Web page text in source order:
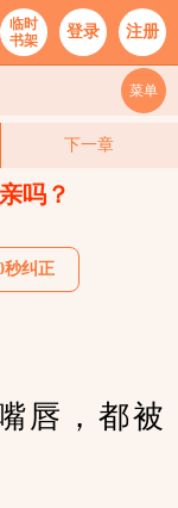
临时
书架
登录 注册
菜单
下一章
吗？
秒纠正
唇，都被